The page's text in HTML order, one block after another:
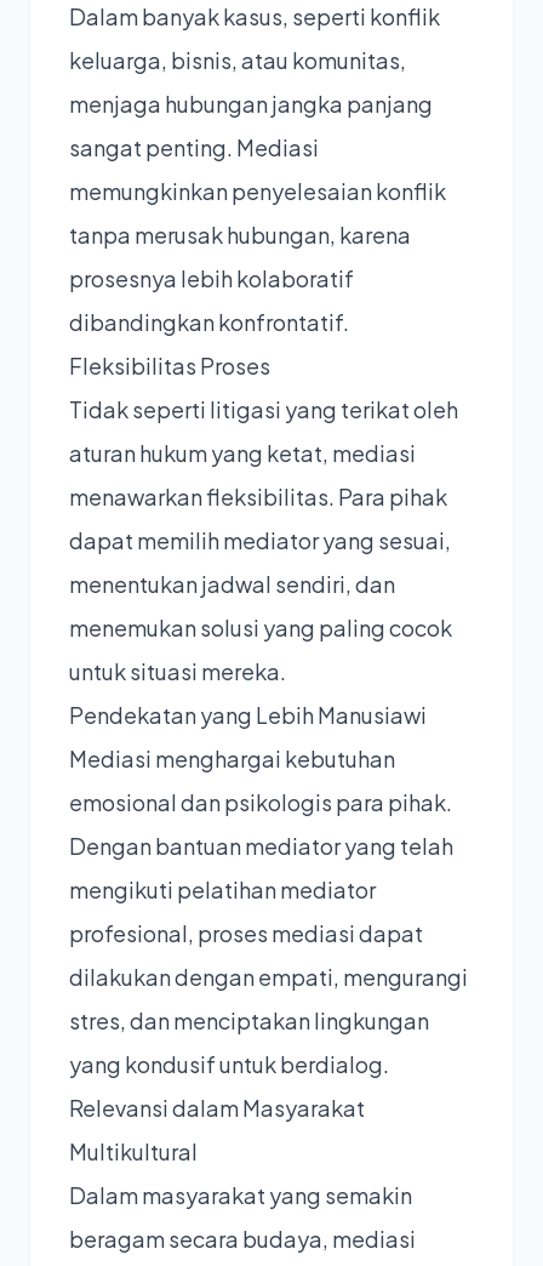
Dalam banyak kasus, seperti konflik
keluarga, bisnis, atau komunitas,
menjaga hubungan jangka panjang
sangat penting. Mediasi
memungkinkan penyelesaian konflik
tanpa merusak hubungan, karena
prosesnya lebih kolaboratif
dibandingkan konfrontatif.
Fleksibilitas Proses
Tidak seperti litigasi yang terikat oleh
aturan hukum yang ketat, mediasi
menawarkan fleksibilitas. Para pihak
dapat memilih mediator yang sesuai,
menentukan jadwal sendiri, dan
menemukan solusi yang paling cocok
untuk situasi mereka.
Pendekatan yang Lebih Manusiawi
Mediasi menghargai kebutuhan
emosional dan psikologis para pihak.
Dengan bantuan mediator yang telah
mengikuti pelatihan mediator
profesional, proses mediasi dapat
dilakukan dengan empati, mengurangi
stres, dan menciptakan lingkungan
yang kondusif untuk berdialog.
Relevansi dalam Masyarakat
Multikultural
Dalam masyarakat yang semakin
beragam secara budaya, mediasi